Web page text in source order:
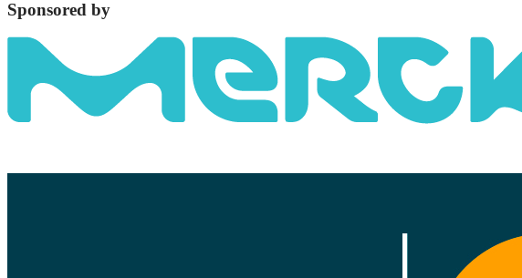
Sponsored by